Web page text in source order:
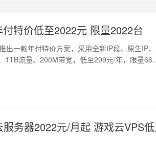
特价低至2022元 限量2022台
出一款年付特价方案，采用全新IP段、原生IP
1TB流量、200M带宽，低至299元/年，限量66
务器2022元/月起 游戏云VPS